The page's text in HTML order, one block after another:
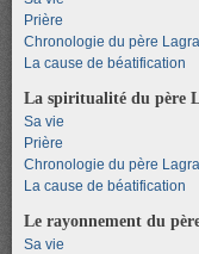
Prière
Chronologie du père
La cause de béatification
La spiritualité du père
Sa vie
Prière
Chronologie du père
La cause de béatification
Le rayonnement du
Sa vie